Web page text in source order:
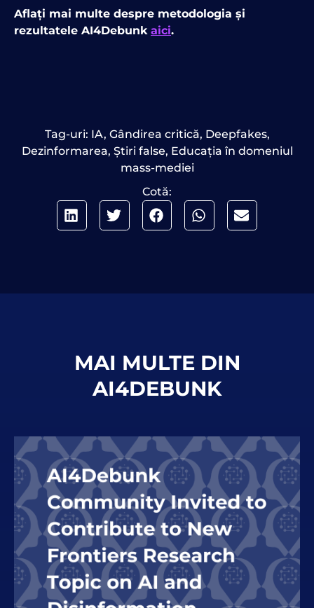
Aflați mai multe despre metodologia și
rezultatele AI4Debunk aici.
Tag-uri: IA, Gândirea critică, Deepfakes,
Dezinformarea, Știri false, Educația în domeniul
mass-mediei
Cotă:
MAI MULTE DIN
AI4DEBUNK